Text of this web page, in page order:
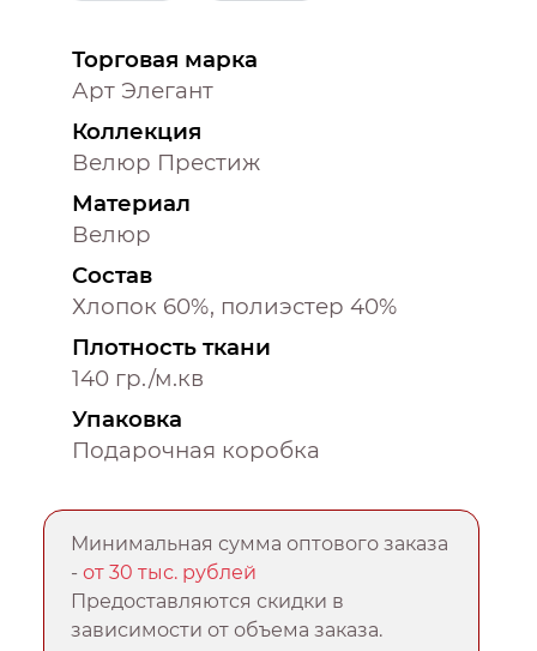
Торговая марка
Арт Элегант
Коллекция
Велюр Престиж
Материал
Велюр
Состав
Хлопок 60%, полиэстер 40%
Плотность ткани
140 гр./м.кв
Упаковка
Подарочная коробка
Минимальная сумма оптового заказа
-от 30 тыс. рублей
Предоставляются скидки в
зависимости от объема заказа.